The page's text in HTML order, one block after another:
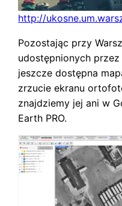
http://
Pozostając przy
udostępnionych przez
jeszcze dostępna
zrzucie ekranu
znajdziemy jej ani w
Earth PRO.